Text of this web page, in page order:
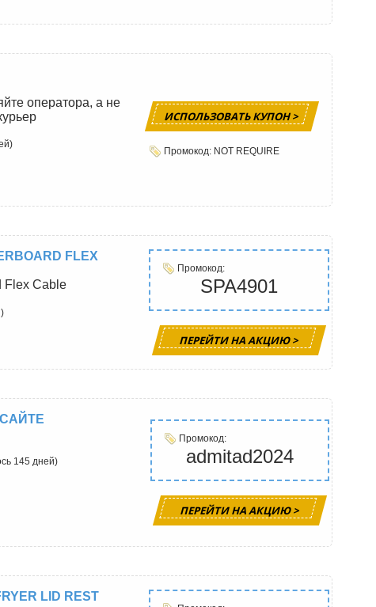
оператора, а не
ИСПОЛЬЗОВАТЬ КУПОН >
Промокод: NOT REQUIRE
FLEX
Flex Cable
Промокод:
SPA4901
ПЕРЕЙТИ НА АКЦИЮ >
145 дней)
Промокод:
admitad2024
ПЕРЕЙТИ НА АКЦИЮ >
LID REST